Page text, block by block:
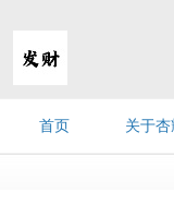
首页 关于杏